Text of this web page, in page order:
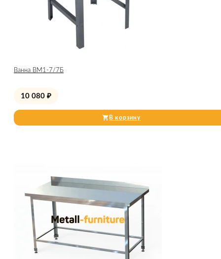
Ванна ВМ1-7/7Б
10 080 ₽
В корзину